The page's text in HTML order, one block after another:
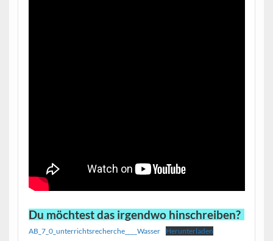
Du möchtest das irgendwo hinschreiben?
AB_7_0_unterrichtsrecherche____Wasser Herunterladen